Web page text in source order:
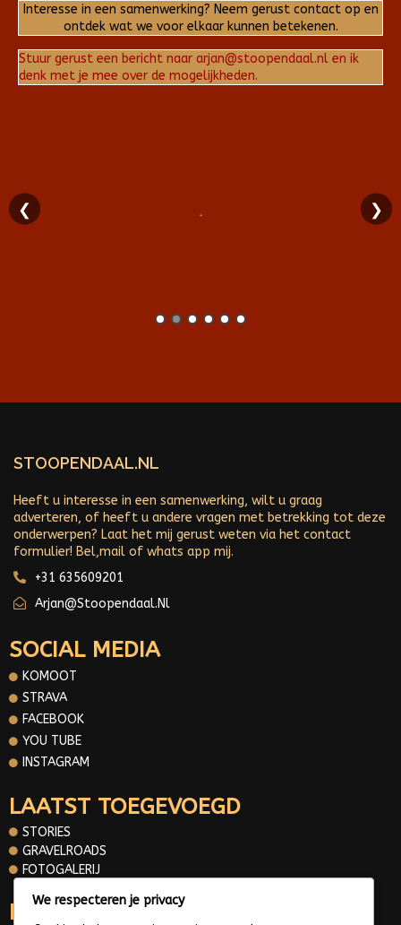
Interesse in een samenwerking? Neem gerust contact op en
ontdek wat we voor elkaar kunnen betekenen.
Stuur gerust een bericht naar arjan@stoopendaal.nl en ik
denk met je mee over de mogelijkheden.
❮ ❯
STOOPENDAAL.NL
Heeft u interesse in een samenwerking, wilt u graag
adverteren, of heeft u andere vragen met betrekking tot deze
onderwerpen? Laat het mij gerust weten via het contact
formulier! Bel,mail of whats app mij.
+31 635609201
Arjan@stoopendaal.nl
SOCIAL MEDIA
KOMOOT
STRAVA
FACEBOOK
YOU TUBE
INSTAGRAM
LAATST TOEGEVOEGD
STORIES
GRAVELROADS
FOTOGALERIJ
INFORMATIE
We respecteren je privacy